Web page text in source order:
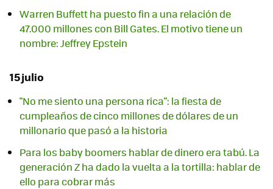
Warren Buffett ha puesto fin a una relación de
47.000 millones con Bill Gates. El motivo tiene un
nombre: Jeffrey Epstein
15 julio
"No me siento una persona rica": la fiesta de
cumpleaños de cinco millones de dólares de un
millonario que pasó a la historia
Para los baby boomers hablar de dinero era tabú. La
generación Z ha dado la vuelta a la tortilla: hablar de
ello para cobrar más